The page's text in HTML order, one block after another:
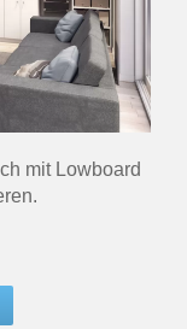
mit Lowboard